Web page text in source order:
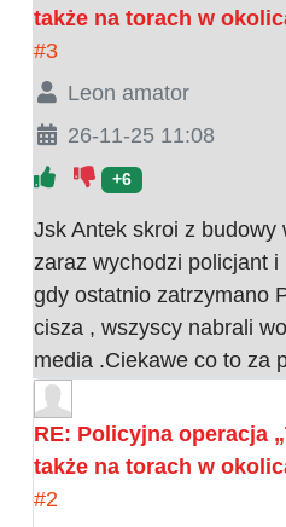
także na torach w
#3
Leon amator
26-11-25 11:08
+6
Jsk Antek skroi z budowy
zaraz wychodzi policjant
gdy ostatnio zatrzymano
cisza , wszyscy nabrali
media .Ciekawe co to za
RE: Policyjna operacja
także na torach w
#2